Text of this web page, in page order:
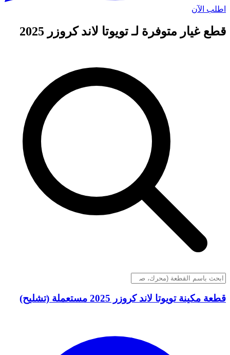
اطلب الآن
قطع غيار متوفرة لـ تويوتا لاند كروزر 2025
قطعة مكينة تويوتا لاند كروزر 2025 مستعملة (تشليح)